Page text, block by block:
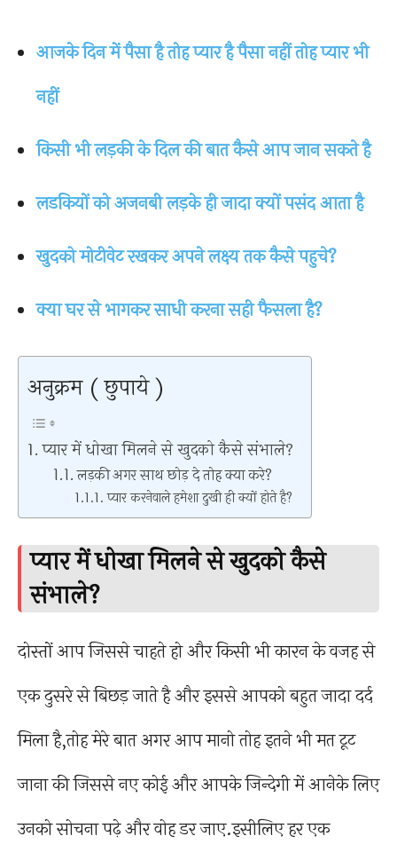
आजके दिन में पैसा है तोह प्यार है पैसा नहीं तोह प्यार भी
नहीं
किसी भी लड़की के दिल की बात कैसे आप जान सकते है
लडकियों को अजनबी लड़के ही जादा क्यों पसंद आता है
खुदको मोटीवेट रखकर अपने लक्ष्य तक कैसे पहुचे?
क्या घर से भागकर साधी करना सही फैसला है?
अनुक्रम ( छुपाये )
प्यार में धोखा मिलने से खुदको कैसे संभाले?
लड़की अगर साथ छोड़ दे तोह क्या करे?
प्यार करनेवाले हमेशा दुखी ही क्यों होते है?
प्यार में धोखा मिलने से खुदको कैसे
संभाले?
दोस्तों आप जिससे चाहते हो और किसी भी कारन के वजह से
एक दुसरे से बिछड़ जाते है और इससे आपको बहुत जादा दर्द
मिला है,तोह मेरे बात अगर आप मानो तोह इतने भी मत टूट
जाना की जिससे नए कोई और आपके जिन्देगी में आनेके लिए
उनको सोचना पढ़े और वोह डर जाए.इसीलिए हर एक